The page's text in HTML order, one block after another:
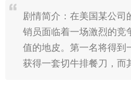
剧情简介：在美国某公司
销员面临着一场激烈的竞
值的地皮。第一名将得到
获得一套切牛排餐刀，